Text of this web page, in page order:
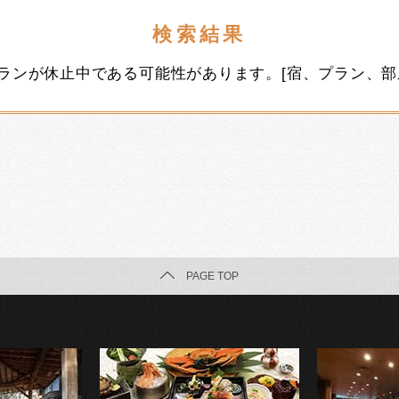
検索結果
ンが休止中である可能性があります。[宿、プラン、
PAGE TOP